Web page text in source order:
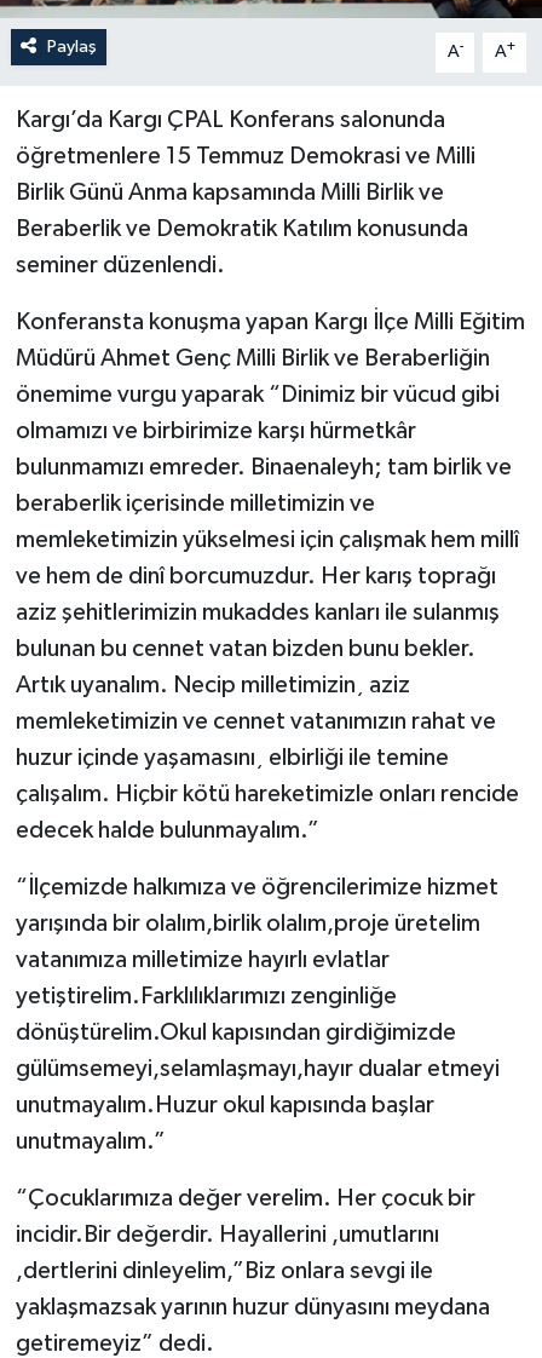
Paylaş A- A+
Kargı’da Kargı ÇPAL Konferans salonunda
öğretmenlere 15 Temmuz Demokrasi ve Milli
Birlik Günü Anma kapsamında Milli Birlik ve
Beraberlik ve Demokratik Katılım konusunda
seminer düzenlendi.
Konferansta konuşma yapan Kargı İlçe Milli Eğitim
Müdürü Ahmet Genç Milli Birlik ve Beraberliğin
önemime vurgu yaparak “Dinimiz bir vücud gibi
olmamızı ve birbirimize karşı hürmetkâr
bulunmamızı emreder. Binaenaleyh; tam birlik ve
beraberlik içerisinde milletimizin ve
memleketimizin yükselmesi için çalışmak hem millî
ve hem de dinî borcumuzdur. Her karış toprağı
aziz şehitlerimizin mukaddes kanları ile sulanmış
bulunan bu cennet vatan bizden bunu bekler.
Artık uyanalım. Necip milletimizin¸ aziz
memleketimizin ve cennet vatanımızın rahat ve
huzur içinde yaşamasını¸ elbirliği ile temine
çalışalım. Hiçbir kötü hareketimizle onları rencide
edecek halde bulunmayalım.”
“İlçemizde halkımıza ve öğrencilerimize hizmet
yarışında bir olalım,birlik olalım,proje üretelim
vatanımıza milletimize hayırlı evlatlar
yetiştirelim.Farklılıklarımızı zenginliğe
dönüştürelim.Okul kapısından girdiğimizde
gülümsemeyi,selamlaşmayı,hayır dualar etmeyi
unutmayalım.Huzur okul kapısında başlar
unutmayalım.”
“Çocuklarımıza değer verelim. Her çocuk bir
incidir.Bir değerdir. Hayallerini ,umutlarını
,dertlerini dinleyelim,”Biz onlara sevgi ile
yaklaşmazsak yarının huzur dünyasını meydana
getiremeyiz” dedi.